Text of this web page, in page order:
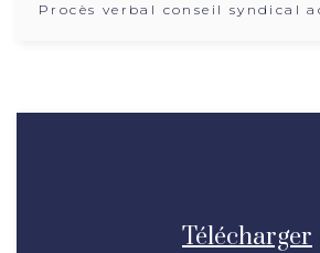
Procès verbal conseil syndical
Télécharger